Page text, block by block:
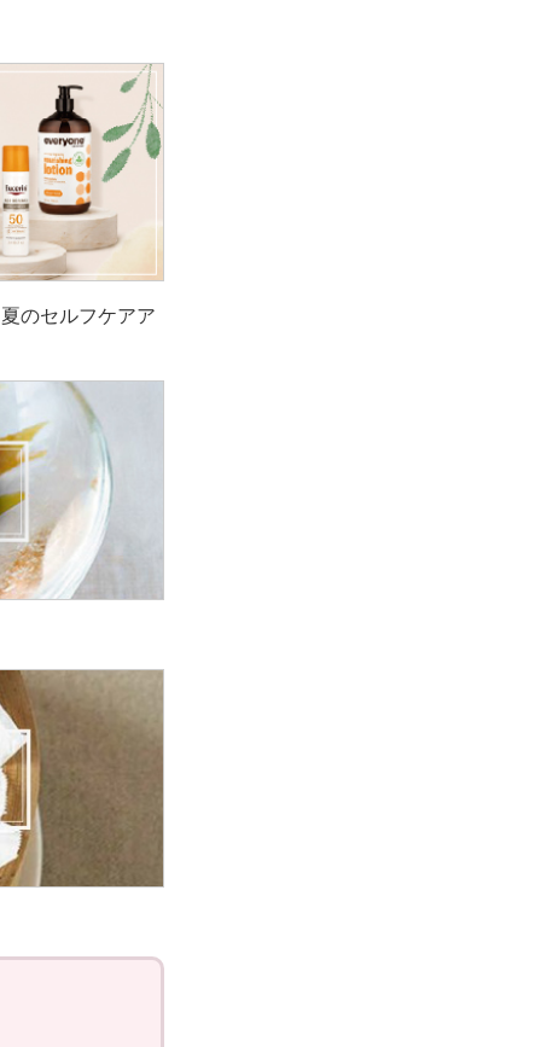
のセルフケアア